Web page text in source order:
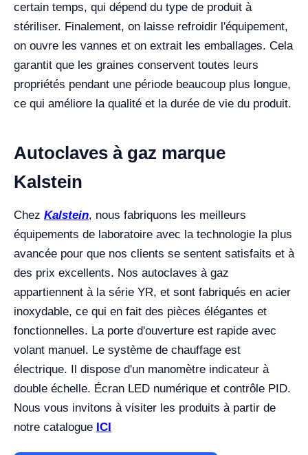
certain temps, qui dépend du type de produit à
stériliser. Finalement, on laisse refroidir l'équipement,
on ouvre les vannes et on extrait les emballages. Cela
garantit que les graines conservent toutes leurs
propriétés pendant une période beaucoup plus longue,
ce qui améliore la qualité et la durée de vie du produit.
Autoclaves à gaz marque
Kalstein
Chez Kalstein, nous fabriquons les meilleurs
équipements de laboratoire avec la technologie la plus
avancée pour que nos clients se sentent satisfaits et à
des prix excellents. Nos autoclaves à gaz
appartiennent à la série YR, et sont fabriqués en acier
inoxydable, ce qui en fait des pièces élégantes et
fonctionnelles. La porte d'ouverture est rapide avec
volant manuel. Le système de chauffage est
électrique. Il dispose d'un manomètre indicateur à
double échelle. Écran LED numérique et contrôle PID.
Nous vous invitons à visiter les produits à partir de
notre catalogue ICI